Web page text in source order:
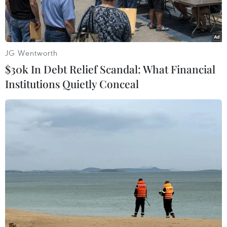
Ngày 7/10, lại xảy ra một vụ nổ mới gần Đại sứ
quán Israel ở Đan Mạch. Vụ nổ xảy ra đúng thời
điểm tròn một năm bùng nổ cuộc xung đột giữa
Israel và lực lượng Hamas ở Dải Gaza,
JG Wentworth
$30k In Debt Relief Scandal: What Financial
Institutions Quietly Conceal